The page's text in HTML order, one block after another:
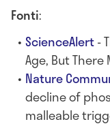
Fonti:
ScienceAlert-
Age, But There
Nature
decline of
malleable